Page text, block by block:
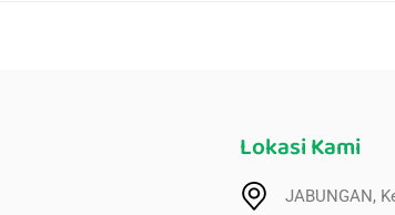
Lokasi Kami
JABUNGAN,